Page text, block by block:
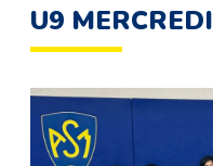
U9 MERCREDI